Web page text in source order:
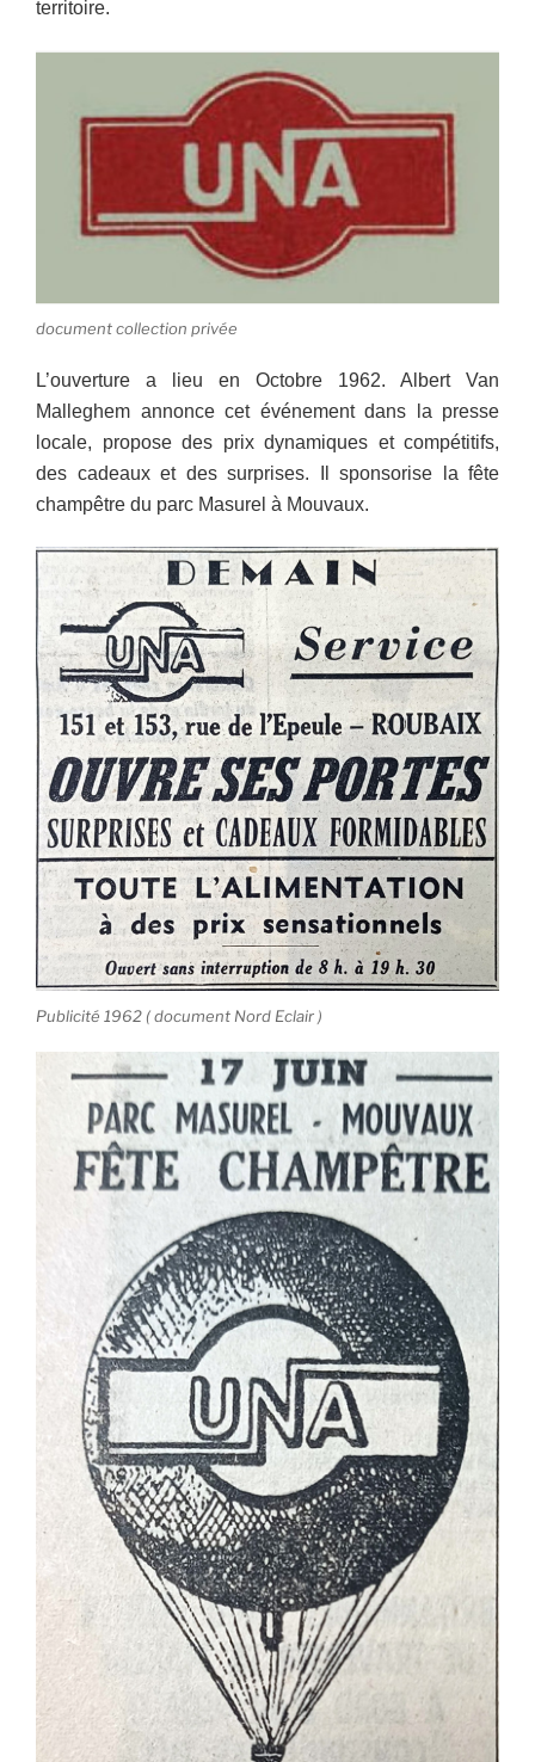
territoire.
document collection privée
L’ouverture a lieu en Octobre 1962. Albert Van
Malleghem annonce cet événement dans la presse
locale, propose des prix dynamiques et compétitifs,
des cadeaux et des surprises. Il sponsorise la fête
champêtre du parc Masurel à Mouvaux.
Publicité 1962 ( document Nord Eclair )